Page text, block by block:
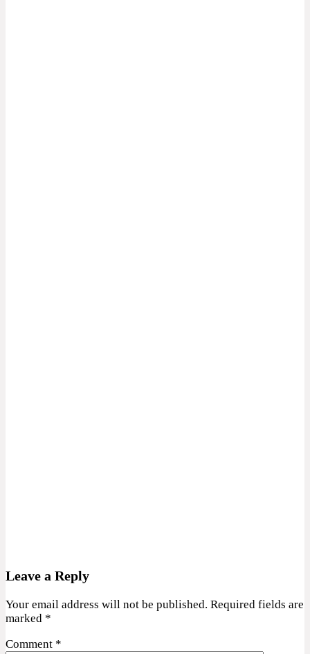
Leave a Reply
Your email address will not be published. Required fields are
marked *
Comment *